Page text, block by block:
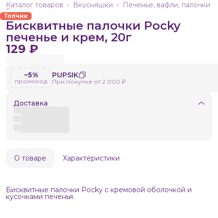
Печенье, вафли, палочки
Вкусняшки ›
Каталог товаров ›
Главная
Топчик
Бисквитные палочки Pocky
печенье и крем, 20г
129 ₽
−5%
промокод
PUPSIK
При покупке от 2 000 ₽
Доставка
О товаре Характеристики
Бисквитные палочки Pocky с кремовой оболочкой и
кусочками печенья.